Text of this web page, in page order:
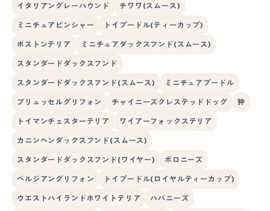
イタリアングレーハウンド チワワ(スムース)
ミニチュアピンシャー トイプードル(ティーカップ)
ボストンテリア ミニチュアダックスフンド(スムース)
スタンダードダックスフンド
スタンダードダックスフンド(スムース) ミニチュアプードル
ブリュッセルグリフォン チャイニーズクレステッドドッグ 狆
トイマンチェスターテリア ワイアーフォックステリア
カニンヘンダックスフンド(スムース)
スタンダードダックスフンド(ワイヤー) ボロニーズ
ベルジアングリフォン トイプードル(ロイヤルティーカップ)
ウエストハイランドホワイトテリア ハバニーズ